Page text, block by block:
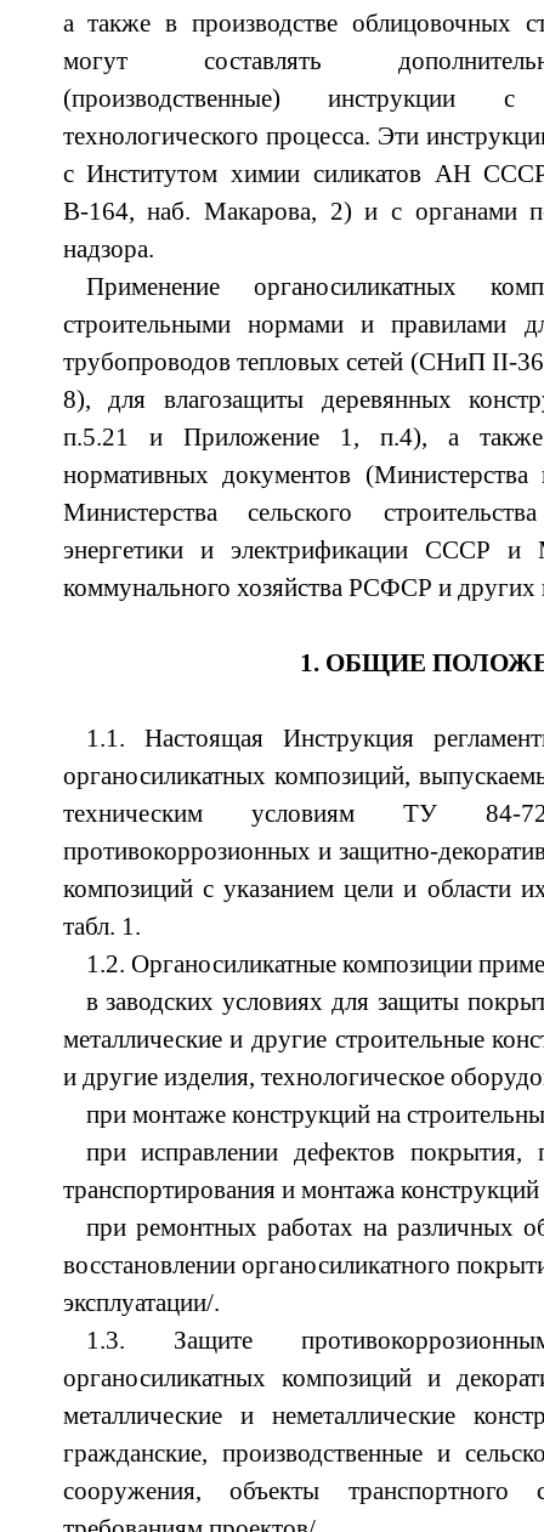
а также в производстве облицовочных
могут составлять
(производственные) инструкции с
технологического процесса. Эти
с Институтом химии силикатов АН
В-164, наб. Макарова, 2) и с органами
надзора.
Применение органосиликатных
строительными нормами и правилами
трубопроводов тепловых сетей (СНиП II-
8), для влагозащиты деревянных
п.5.21 и Приложение 1, п.4), а также
нормативных документов
Министерства сельского
энергетики и электрификации СССР и
коммунального хозяйства РСФСР и других
1. ОБЩИЕ
1.1. Настоящая Инструкция
органосиликатных композиций,
техническим условиям ТУ 84-
противокоррозионных и защитно-
композиций с указанием цели и области
табл. 1.
1.2. Органосиликатные композиции
в заводских условиях для защиты
металлические и другие строительные
и другие изделия, технологическое
при монтаже конструкций на
при исправлении дефектов
транспортирования и монтажа
при ремонтных работах на различных
восстановлении органосиликатного
эксплуатации/.
1.3. Защите
органосиликатных композиций и
металлические и неметаллические
гражданские, производственные и
сооружения, объекты транспортного